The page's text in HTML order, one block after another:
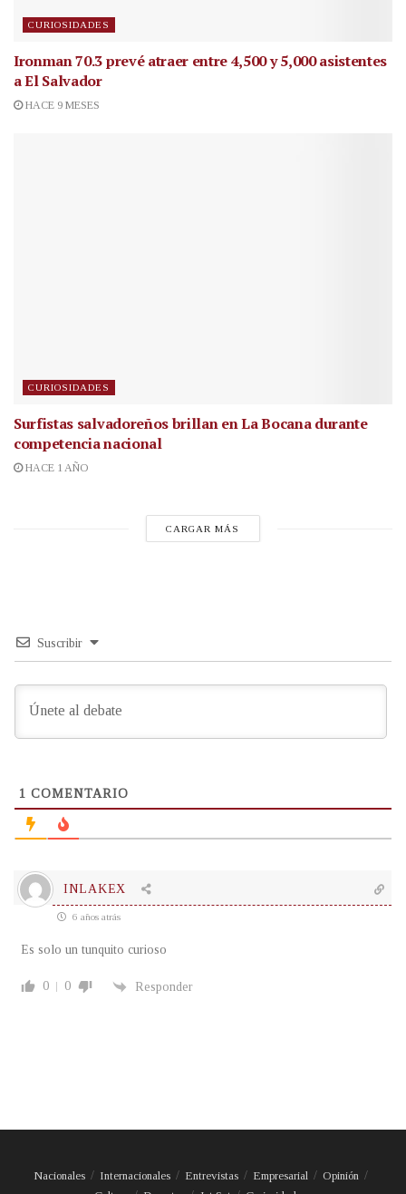
CURIOSIDADES
Ironman 70.3 prevé atraer entre 4,500 y 5,000 asistentes
a El Salvador
HACE 9 MESES
CURIOSIDADES
Surfistas salvadoreños brillan en La Bocana durante
competencia nacional
HACE 1 AÑO
CARGAR MÁS
Suscribir
1 COMENTARIO
INLAKEX
6 años atrás
Es solo un tunquito curioso
0 0 Responder
Nacionales Internacionales Entrevistas Empresarial
Opinión